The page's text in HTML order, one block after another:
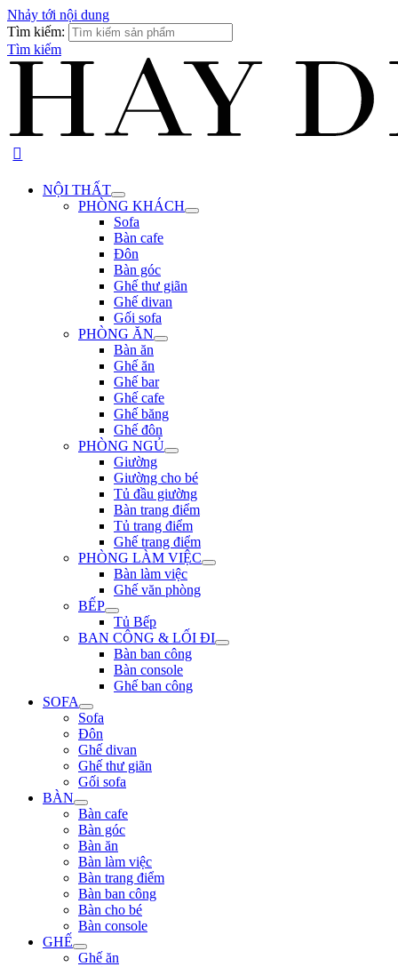
Nhảy tới nội dung
Tìm kiếm:
Tìm kiếm
NỘI THẤT
PHÒNG KHÁCH
Sofa
Bàn cafe
Đôn
Bàn góc
Ghế thư giãn
Ghế divan
Gối sofa
PHÒNG ĂN
Bàn ăn
Ghế ăn
Ghế bar
Ghế cafe
Ghế băng
Ghế đôn
PHÒNG NGỦ
Giường
Giường cho bé
Tủ đầu giường
Bàn trang điểm
Tủ trang điểm
Ghế trang điểm
PHÒNG LÀM VIỆC
Bàn làm việc
Ghế văn phòng
BẾP
Tủ Bếp
BAN CÔNG & LỐI ĐI
Bàn ban công
Bàn console
Ghế ban công
SOFA
Sofa
Đôn
Ghế divan
Ghế thư giãn
Gối sofa
BÀN
Bàn cafe
Bàn góc
Bàn ăn
Bàn làm việc
Bàn trang điểm
Bàn ban công
Bàn cho bé
Bàn console
GHẾ
Ghế ăn